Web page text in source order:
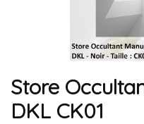
Store
DKL CK01